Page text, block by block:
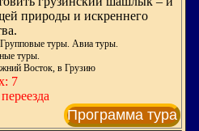
природы и искреннего
Групповые туры. Авиа туры.
туры.
Восток, в Грузию
7
Программа тура